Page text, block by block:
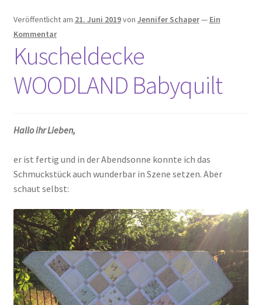
Datenschutzerklärung
Impressum
Impressum
Shop
Versandarten
Warenkorb
Widerrufsbelehrung
Veröffentlicht am 21. Juni 2019von Jennifer Schaper— Ein
Kommentar
Kuscheldecke
WOODLAND Babyquilt
Hallo ihr Lieben,
er ist fertig und in der Abendsonne konnte ich das
Schmuckstück auch wunderbar in Szene setzen. Aber
schaut selbst: